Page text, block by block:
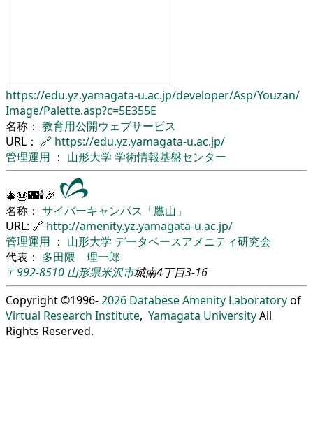
https://edu.yz.yamagata-u.ac.jp/developer/Asp/Youzan/
Image/Palette.asp?c=5E355E
名称： 教育用公開ウェブサービス
URL： 🔗 https://edu.yz.yamagata-u.ac.jp/
管理運用 ： 山形大学 学術情報基盤センター
🎄🎂🌃🕯🎉
名称： サイバーキャンパス「鷹山」
URL: 🔗 http://amenity.yz.yamagata-u.ac.jp/
管理運用 ： 山形大学 データベースアメニティ研究会
代表： 多田隈 理一郎
〒992-8510 山形県米沢市城南4丁目3-16
Copyright ©1996-2026 Databese Amenity Laboratoryof
Virtual Research Institute, Yamagata UniversityAll
Rights Reserved.